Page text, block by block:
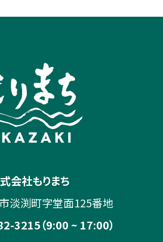
会社もりまち
淡渕町字堂面125番地
3215（9:00 ~ 17:00）